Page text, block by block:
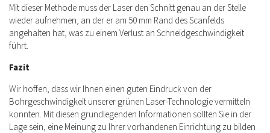
Mit dieser Methode muss der Laser den Schnitt genau an der Stelle
wieder aufnehmen, an der er am 50 mm Rand des Scanfelds
angehalten hat, was zu einem Verlust an Schneidgeschwindigkeit
führt.
Fazit
Wir hoffen, dass wir Ihnen einen guten Eindruck von der
Bohrgeschwindigkeit unserer grünen Laser-Technologie vermitteln
konnten. Mit diesen grundlegenden Informationen sollten Sie in der
Lage sein, eine Meinung zu Ihrer vorhandenen Einrichtung zu bilden